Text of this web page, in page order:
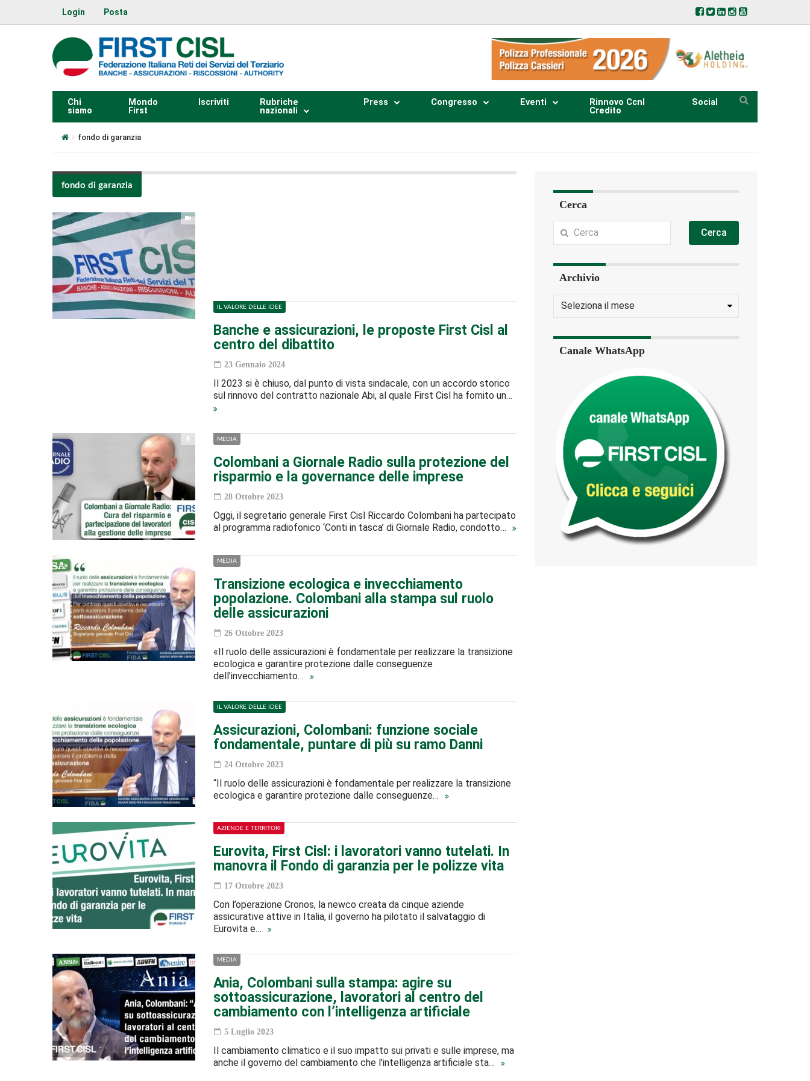
Login Posta
Chi
siamo
Mondo
First
Iscriviti
Rubriche
nazionali
Press Congresso Eventi
Rinnovo Ccnl
Credito
Social
fondo di garanzia
fondo di garanzia
IL VALORE DELLE IDEE
Banche e assicurazioni, le proposte First Cisl al
centro del dibattito
23 Gennaio 2024
Il 2023 si è chiuso, dal punto di vista sindacale, con un accordo storico
sul rinnovo del contratto nazionale Abi, al quale First Cisl ha fornito un…
MEDIA
Colombani a Giornale Radio sulla protezione del
risparmio e la governance delle imprese
28 Ottobre 2023
Oggi, il segretario generale First Cisl Riccardo Colombani ha partecipato
al programma radiofonico ‘Conti in tasca’ di Giornale Radio, condotto…
MEDIA
Transizione ecologica e invecchiamento
popolazione. Colombani alla stampa sul ruolo
delle assicurazioni
26 Ottobre 2023
«Il ruolo delle assicurazioni è fondamentale per realizzare la transizione
ecologica e garantire protezione dalle conseguenze
dell’invecchiamento…
IL VALORE DELLE IDEE
Assicurazioni, Colombani: funzione sociale
fondamentale, puntare di più su ramo Danni
24 Ottobre 2023
“Il ruolo delle assicurazioni è fondamentale per realizzare la transizione
ecologica e garantire protezione dalle conseguenze…
AZIENDE E TERRITORI
Eurovita, First Cisl: i lavoratori vanno tutelati. In
manovra il Fondo di garanzia per le polizze vita
17 Ottobre 2023
Con l’operazione Cronos, la newco creata da cinque aziende
assicurative attive in Italia, il governo ha pilotato il salvataggio di
Eurovita e…
MEDIA
Ania, Colombani sulla stampa: agire su
sottoassicurazione, lavoratori al centro del
cambiamento con l’intelligenza artificiale
5 Luglio 2023
Il cambiamento climatico e il suo impatto sui privati e sulle imprese, ma
anche il governo del cambiamento che l'intelligenza artificiale sta…
Cerca
Cerca
Archivio
Canale WhatsApp